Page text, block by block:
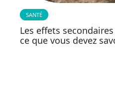
SANTÉ
Les effets
ce que vous devez